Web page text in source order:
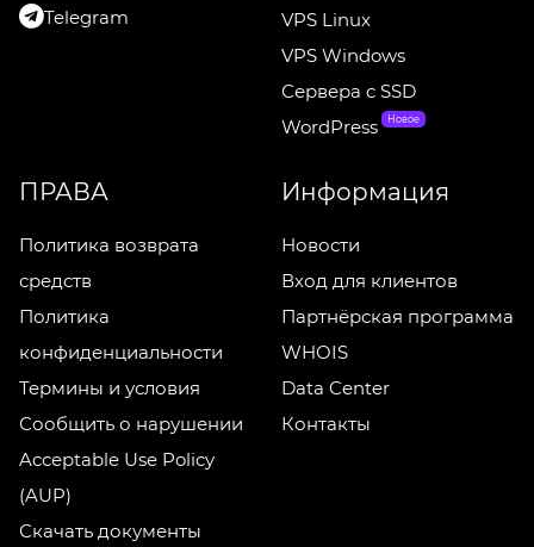
Telegram
VPS Linux
VPS Windows
Сервера c SSD
Новое
WordPress
ПРАВА
Политика возврата
средств
Политика
конфиденциальности
Термины и условия
Сообщить о нарушении
Acceptable Use Policy
(AUP)
Скачать документы
Информация
Новости
Вход для клиентов
Партнёрская программа
WHOIS
Data Center
Контакты